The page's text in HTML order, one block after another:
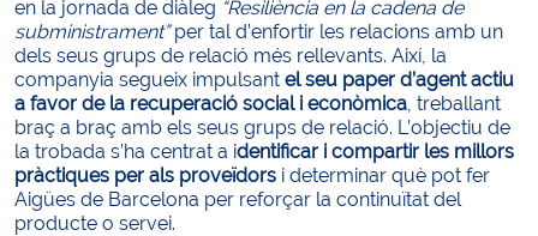
en la jornada de diàleg “Resiliència en la cadena de
subministrament”per tal d’enfortir les relacions amb un
dels seus grups de relació més rellevants. Així, la
companyia segueix impulsant el seu paper d’agent actiu
a favor de la recuperació social i econòmica, treballant
braç a braç amb els seus grups de relació. L’objectiu de
la trobada s’ha centrat a identificar i compartir les millors
pràctiques per als proveïdors i determinar què pot fer
Aigües de Barcelona per reforçar la continuïtat del
producte o servei.